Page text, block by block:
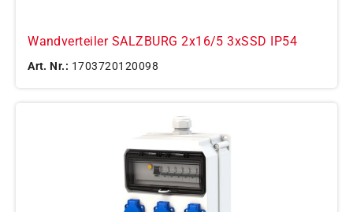
Wandverteiler SALZBURG 2x16/5 3xSSD IP54
Art. Nr.: 1703720120098